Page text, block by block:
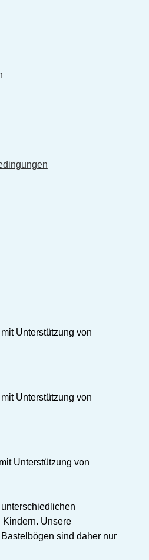
Unterstützung von
Unterstützung von
Unterstützung von
Kindern. Unsere
sind daher nur